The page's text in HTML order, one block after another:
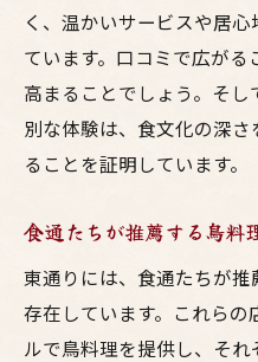
く、温かいサービスや居
ています。口コミで広が
高まることでしょう。そ
別な体験は、食文化の深
ることを証明しています。
食通たちが推薦する鳥料
東通りには、食通たちが推
存在しています。これら
ルで鳥料理を提供し、そ